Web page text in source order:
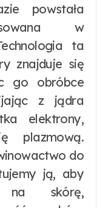
powstała
w
ta
znajduje się
go obróbce
z jądra
elektrony,
plazmową.
do
ją, aby
na skórę,